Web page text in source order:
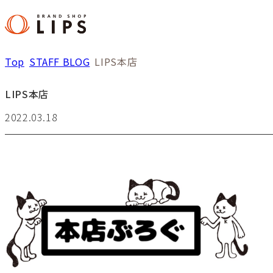
Top STAFF BLOG LIPS本店
LIPS本店
2022.03.18